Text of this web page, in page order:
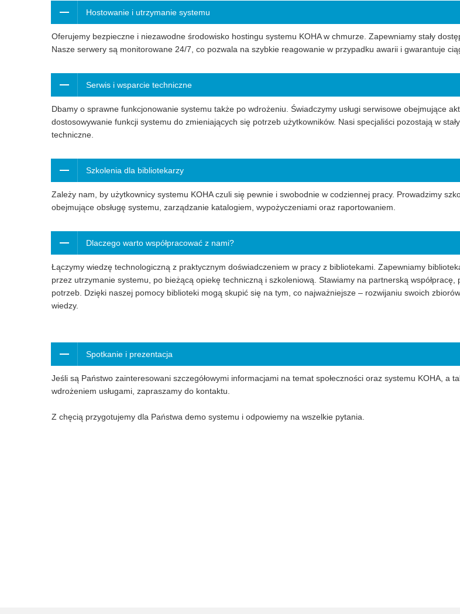
Hostowanie i utrzymanie systemu
Oferujemy bezpieczne i niezawodne środowisko hostingu systemu KOHA w chmurze. Zapewniamy stały
Nasze serwery są monitorowane 24/7, co pozwala na szybkie reagowanie w przypadku awarii i gwarantuje
Serwis i wsparcie techniczne
Dbamy o sprawne funkcjonowanie systemu także po wdrożeniu. Świadczymy usługi serwisowe obejmujące
dostosowywanie funkcji systemu do zmieniających się potrzeb użytkowników. Nasi specjaliści pozostają w
techniczne.
Szkolenia dla bibliotekarzy
Zależy nam, by użytkownicy systemu KOHA czuli się pewnie i swobodnie w codziennej pracy. Prowadzimy
obejmujące obsługę systemu, zarządzanie katalogiem, wypożyczeniami oraz raportowaniem.
Dlaczego warto współpracować z nami?
Łączymy wiedzę technologiczną z praktycznym doświadczeniem w pracy z bibliotekami. Zapewniamy
przez utrzymanie systemu, po bieżącą opiekę techniczną i szkoleniową. Stawiamy na partnerską
potrzeb. Dzięki naszej pomocy biblioteki mogą skupić się na tym, co najważniejsze – rozwijaniu swoich
wiedzy.
Spotkanie i prezentacja
Jeśli są Państwo zainteresowani szczegółowymi informacjami na temat społeczności oraz systemu KOHA, a
wdrożeniem usługami, zapraszamy do kontaktu.
Z chęcią przygotujemy dla Państwa demo systemu i odpowiemy na wszelkie pytania.